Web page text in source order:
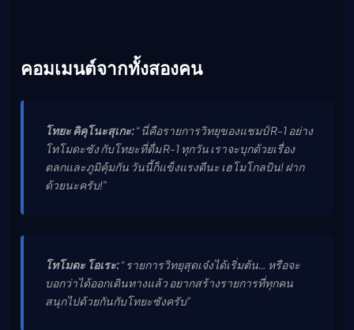
คอมเมนต์จากทั้งสองคน
โทยะ คิคุโนะสุเกะ:“นี่คือรายการวิทยุของแชมป์ R-1 อย่าง
โทโมดะซัง กับโทยะที่ดื่ม R-1 ทุกวัน เราจะบุกด้วยเรื่อง
ตลกและภูมิคุ้มกัน วันนี้ก็แข็งแรงดีนะ เฮโมโกลบิน! ฝาก
ด้วยนะครับ!”
โทโมดะ โอเระ:“รายการวิทยุสุดเจ๋งได้เริ่มต้น… หรือจะ
บอกว่าได้ออกเดินทางแล้ว อยากสร้างรายการที่ทุกคน
สนุกไปด้วยกันกับโทยะซังครับ”